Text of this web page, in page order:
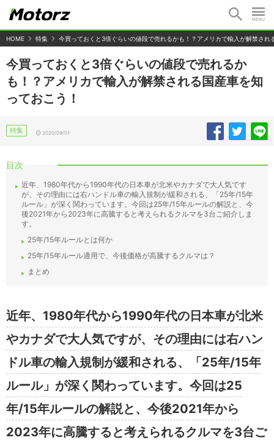
HOME 特集 今買っておくと3倍ぐらいの値段で売れるかも！？アメリカで輸入が解禁され
今買っておくと3倍ぐらいの値段で売れるか
も！？アメリカで輸入が解禁される国産車を知
っておこう！
特集 2020/09/01
目次
近年、1980年代から1990年代の日本車が北米やカナダで大人気です
が、その理由には右ハンドル車の輸入規制が緩和される、「25年/15年
ルール」が深く関わっています。今回は25年/15年ルールの解説と、今
後2021年から2023年に高騰すると考えられるクルマを3台ご紹介しま
す。
25年/15年ルールとは何か
25年/15年ルール適用で、今後価格が高騰するクルマは？
まとめ
近年、1980年代から1990年代の日本車が北米
やカナダで大人気ですが、その理由には右ハン
ドル車の輸入規制が緩和される、「25年/15年
ルール」が深く関わっています。今回は25
年/15年ルールの解説と、今後2021年から
2023年に高騰すると考えられるクルマを3台ご